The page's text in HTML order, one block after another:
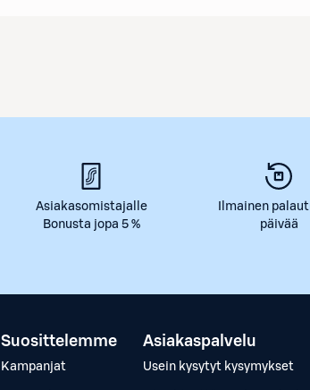
Asiakasomistajalle
Bonusta jopa 5 %
Ilmainen
päivää
Suosittelemme
Kampanjat
Asiakaspalvelu
Usein kysytyt kysymykset